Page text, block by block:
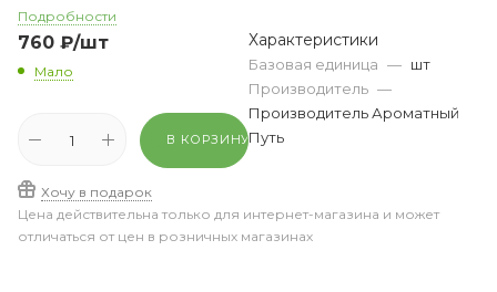
Подробности
760 ₽/шт
Мало
В КОРЗИНУ
Хочу в подарок
Характеристики
Базовая единица — шт
Производитель —
Производитель Ароматный
Путь
Цена действительна только для интернет-магазина и может
отличаться от цен в розничных магазинах